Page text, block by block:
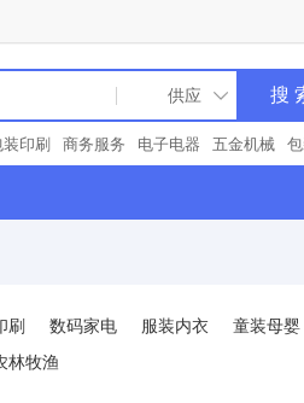
印刷 商务服务 电子电器 五金机械
门 精细化学品 公司 真空包装袋 化工
液压机械 塑料机械 胶带 农业机械
通
塑料制品 地板 数码家电 空气净化器 接
床 食品添加剂
刷 数码家电 服装内衣
童装母婴
林牧渔